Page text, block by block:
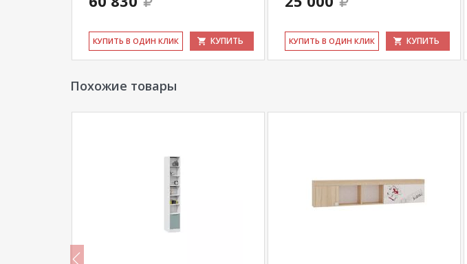
КУ­ПИТЬ В ОДИН КЛИК КУПИТЬ КУ­ПИТЬ В ОДИН КЛИК КУПИТЬ
Похожие товары